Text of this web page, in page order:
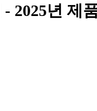
2025년 제